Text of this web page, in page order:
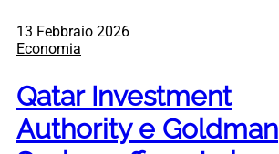
13 Febbraio 2026
Economia
Qatar Investment
Authority e Goldman